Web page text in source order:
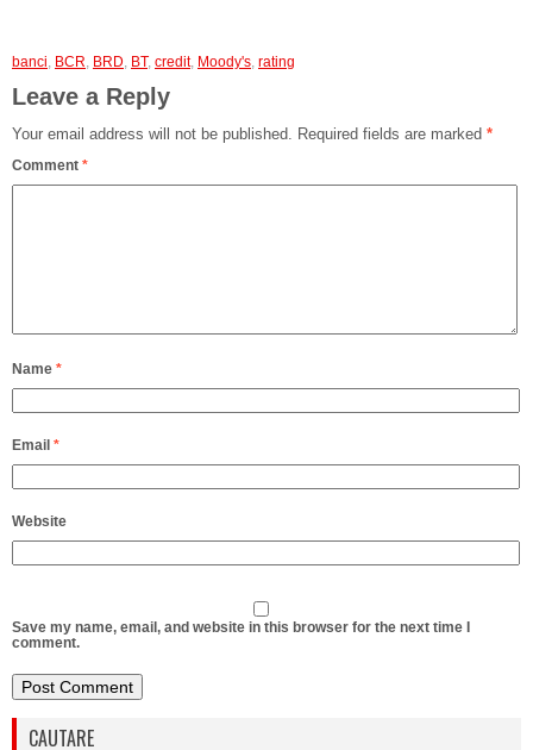
banci, BCR, BRD, BT, credit, Moody's, rating
Leave a Reply
Your email address will not be published. Required fields are marked *
Comment *
Name *
Email *
Website
Save my name, email, and website in this browser for the next time I
comment.
CAUTARE